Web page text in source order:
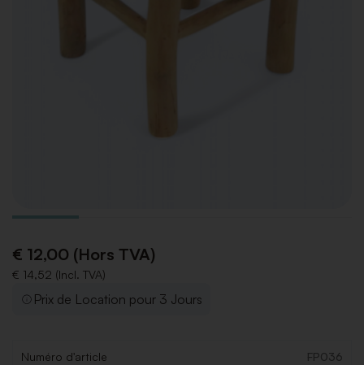
€ 12,00 (Hors TVA)
€ 14,52 (Incl. TVA)
Prix de Location pour 3 Jours
Numéro d'article FP036